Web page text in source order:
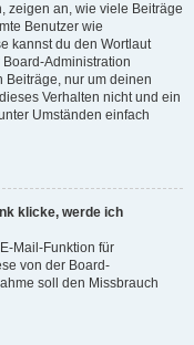
zeigen an, wie viele Beiträge
Benutzer wie
kannst du den Wortlaut
Administration
Beiträge, nur um deinen
Verhalten nicht und ein
Umständen einfach
klicke, werde ich
Mail-Funktion für
von der Board-
soll den Missbrauch